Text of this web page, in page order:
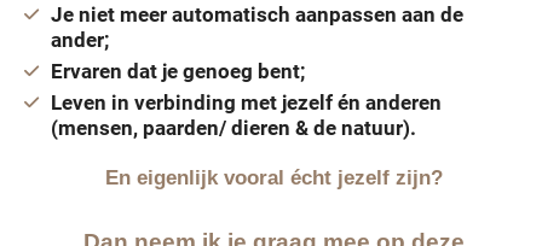
Je niet meer automatisch aanpassen aan de
ander;
Ervaren dat je genoeg bent;
Leven in verbinding met jezelf én anderen
(mensen, paarden/ dieren & de natuur).
En eigenlijk vooral écht jezelf zijn?